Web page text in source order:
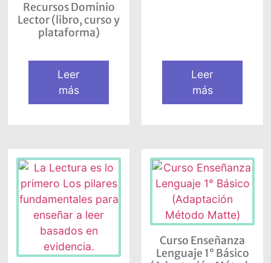
Recursos Dominio
Lector (libro, curso y
plataforma)
Leer
más
Leer
más
Curso Enseñanza
Lenguaje 1° Básico